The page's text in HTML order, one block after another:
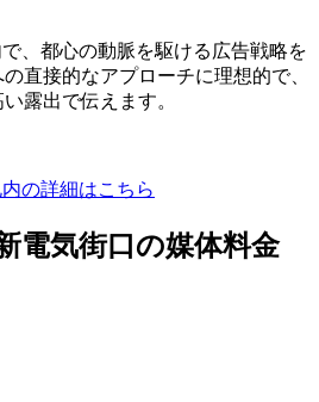
、都心の動脈を駆ける広告戦略を
直接的なアプローチに理想的で、
露出で伝えます。
の詳細はこちら
電気街口の媒体料金